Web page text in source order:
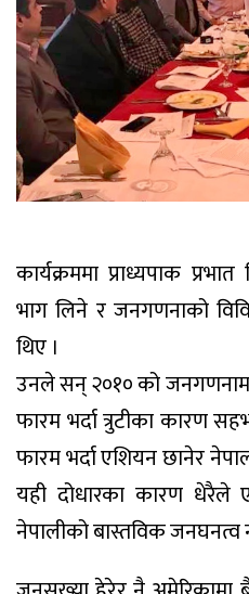
कार्यक्रममा प्राध्यपाक
भाग लिने र जनगणनाको
थिए ।
उनले सन् २०१० को
फारम भर्दा त्रुटीका कारण
फारम भर्दा एशियन छानेर
यही दोधारका कारण धेरैले
नेपालीको बास्तविक जनघनत्व